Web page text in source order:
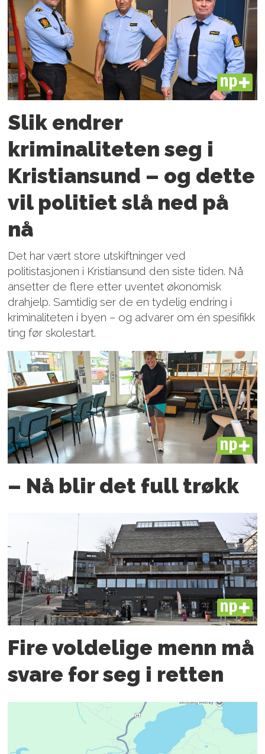
PLUS
Slik endrer
kriminaliteten seg i
Kristiansund – og dette
vil politiet slå ned på
nå
Det har vært store utskiftninger ved
politistasjonen i Kristiansund den siste tiden. Nå
ansetter de flere etter uventet økonomisk
drahjelp. Samtidig ser de en tydelig endring i
kriminaliteten i byen – og advarer om én spesifikk
ting før skolestart.
PLUS
– Nå blir det full trøkk
PLUS
Fire voldelige menn må
svare for seg i retten